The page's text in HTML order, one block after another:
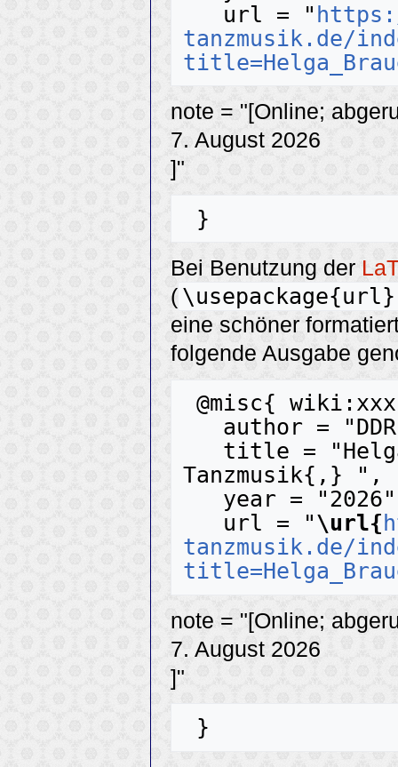
   url = "
tanzmusik.de/
note = "[Online;
7. August 2026
]"
Bei Benutzung der
( \usepackage{url}
eine schöner
folgende Ausgabe
Tanzmusik{,} ",
   url = "
\url{
tanzmusik.de/
note = "[Online;
7. August 2026
]"